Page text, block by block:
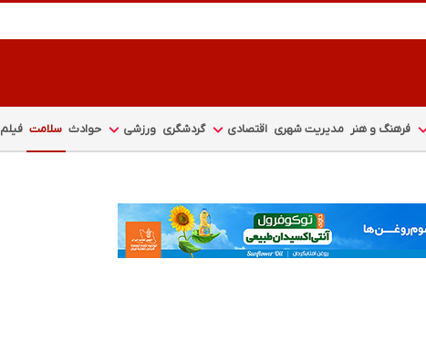
فرهنگ و هنر مدیریت شهری اقتصادی گردشگری ورزشی حوادث سلامت فیلم